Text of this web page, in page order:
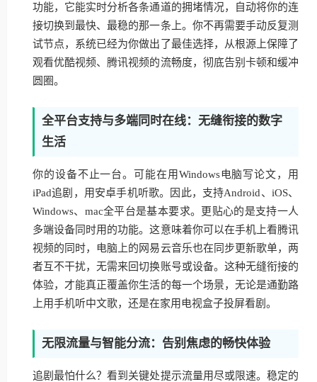
功能，它能实时分析各条通道的拥堵情况，自动将你的连
接切换到最快、最稳的那一条上。你不再需要手动反复测
试节点，系统已经为你做出了最佳选择，从根源上保障了
观看优酷视频、腾讯视频的流畅度，彻底告别卡顿和缓冲
圆圈。
全平台支持与多端同时在线：无缝衔接的数字
生活
你的设备不止一台。可能在用Windows电脑写论文，用
iPad追剧，用安卓手机听歌。因此，支持Android、iOS、
Windows、mac全平台是基本要求。更贴心的是支持一人
多端设备同时用的功能。这意味着你可以在手机上看腾讯
视频的同时，电脑上的网易云音乐也在同步更新歌单，两
者互不干扰，无需来回切换账号或设备。这种无缝衔接的
体验，才能真正覆盖你生活的每一个场景，无论是通勤路
上用手机听中文歌，还是在家用电视盒子投屏看剧。
无限流量与智能分流：告别焦虑的畅快体验
追剧最怕什么？看到关键处提示流量用尽或限速。稳定的